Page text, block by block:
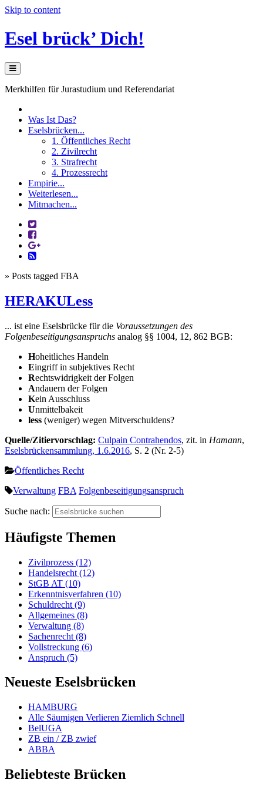
Skip to content
Esel brück’ Dich!
Merkhilfen für Jurastudium und Referendariat
Was Ist Das?
Eselsbrücken...
1. Öffentliches Recht
2. Zivilrecht
3. Strafrecht
4. Prozessrecht
Empirie...
Weiterlesen...
Mitmachen...
» Posts tagged FBA
HERAKULess
... ist eine Eselsbrücke für die Voraussetzungen des
Folgenbeseitigungsanspruchs analog §§ 1004, 12, 862 BGB:
Hoheitliches Handeln
Eingriff in subjektives Recht
Rechtswidrigkeit der Folgen
Andauern der Folgen
Kein Ausschluss
Unmittelbakeit
less (weniger) wegen Mitverschuldens?
Quelle/Zitiervorschlag: Culpain Contrahendos, zit. in Hamann,
Eselsbrückensammlung, 1.6.2016, S. 2 (Nr. 2-5)
Öffentliches Recht
Verwaltung FBA Folgenbeseitigungsanspruch
Suche nach:
Häufigste Themen
Zivilprozess (12)
Handelsrecht (12)
StGB AT (10)
Erkenntnisverfahren (10)
Schuldrecht (9)
Allgemeines (8)
Verwaltung (8)
Sachenrecht (8)
Vollstreckung (6)
Anspruch (5)
Neueste Eselsbrücken
HAMBURG
Alle Säumigen Verlieren Ziemlich Schnell
BelUGA
ZB ein / ZB zwief
ABBA
Beliebteste Brücken